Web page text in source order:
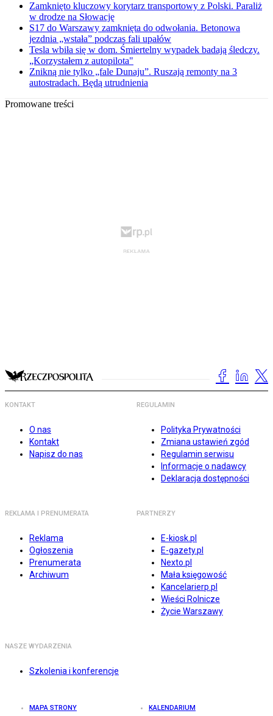
Zamknięto kluczowy korytarz transportowy z Polski. Paraliż
w drodze na Słowację
S17 do Warszawy zamknięta do odwołania. Betonowa
jezdnia „wstała” podczas fali upałów
Tesla wbiła się w dom. Śmiertelny wypadek badają śledczy.
„Korzystałem z autopilota"
Znikną nie tylko „fale Dunaju”. Ruszają remonty na 3
autostradach. Będą utrudnienia
Promowane treści
KONTAKT
O nas
Kontakt
Napisz do nas
REGULAMIN
Polityka Prywatności
Zmiana ustawień zgód
Regulamin serwisu
Informacje o nadawcy
Deklaracja dostępności
REKLAMA I PRENUMERATA
Reklama
Ogłoszenia
Prenumerata
Archiwum
PARTNERZY
E-kiosk.pl
E-gazety.pl
Nexto.pl
Mała księgowość
Kancelarierp.pl
Wieści Rolnicze
Życie Warszawy
NASZE WYDARZENIA
Szkolenia i konferencje
MAPA STRONY KALENDARIUM